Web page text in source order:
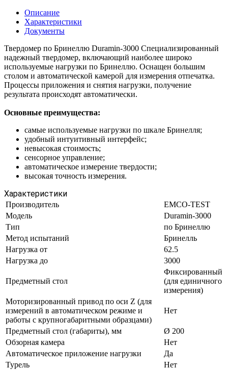
Описание
Характеристики
Документы
Твердомер по Бринеллю Duramin-3000 Специализированный
надежный твердомер, включающий наиболее широко
используемые нагрузки по Бринеллю. Оснащен большим
столом и автоматической камерой для измерения отпечатка.
Процессы приложения и снятия нагрузки, получение
результата происходят автоматически.
Основные преимущества:
самые используемые нагрузки по шкале Бринелля;
удобный интуитивный интерфейс;
невысокая стоимость;
сенсорное управление;
автоматическое измерение твердости;
высокая точность измерения.
Характеристики
Производитель
EMCO-TEST
Модель
Duramin-3000
Тип
по Бринеллю
Метод испытаний
Бринелль
Нагрузка от
62.5
Нагрузка до
3000
Предметный стол
Фиксированный
(для единичного
измерения)
Моторизированный привод по оси Z (для
измерений в автоматическом режиме и
работы с крупногабаритными образцами)
Нет
Предметный стол (габариты), мм
Ø 200
Обзорная камера
Нет
Автоматическое приложение нагрузки
Да
Турель
Нет